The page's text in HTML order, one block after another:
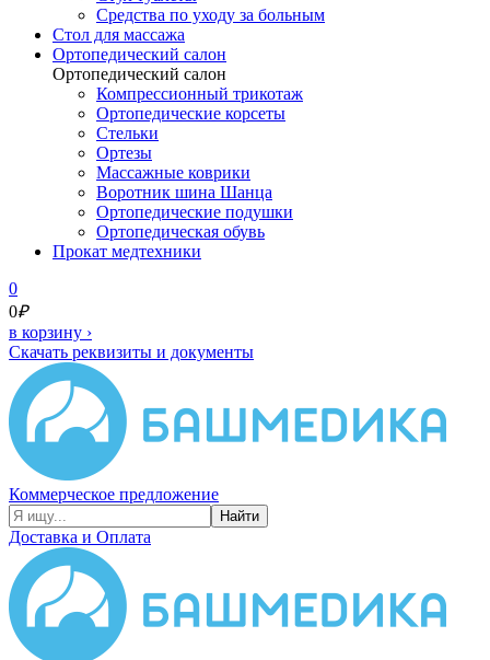
Средства по уходу за больным
Cтол для массажа
Ортопедический салон
Ортопедический салон
Компрессионный трикотаж
Ортопедические корсеты
Стельки
Ортезы
Массажные коврики
Воротник шина Шанца
Ортопедические подушки
Ортопедическая обувь
Прокат медтехники
0
0₽
в корзину ›
Скачать реквизиты и документы
Коммерческое предложение
Найти
Доставка и Оплата